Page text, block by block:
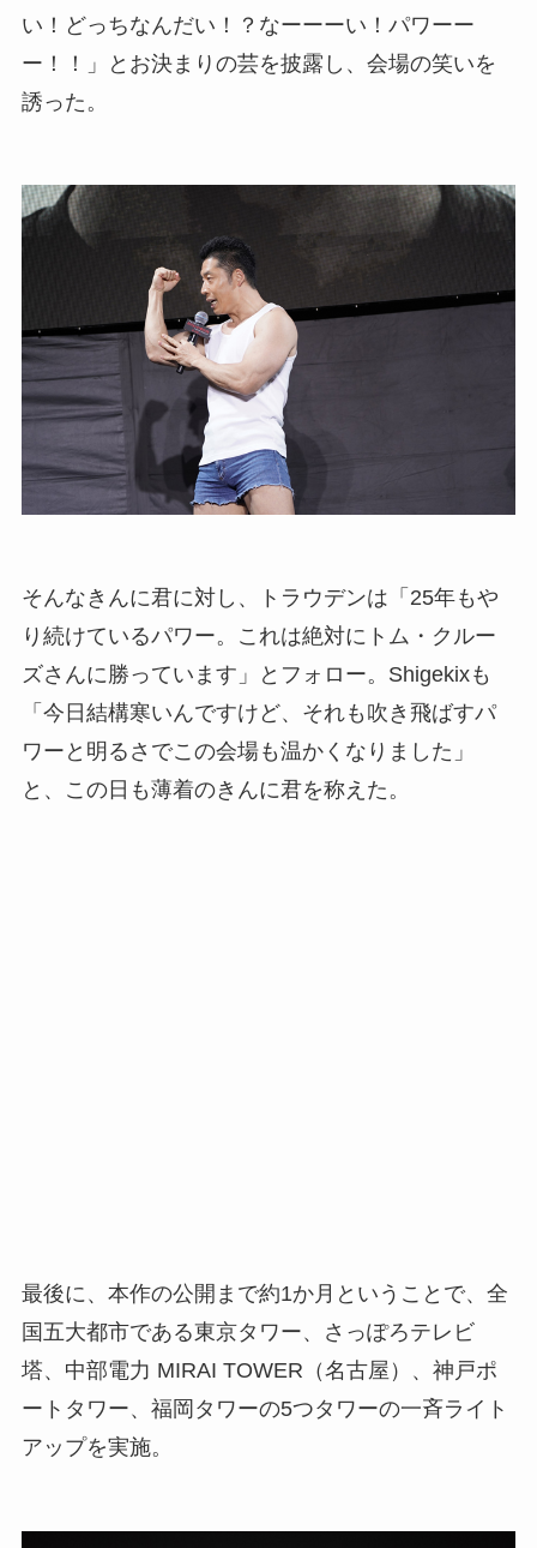
い！どっちなんだい！？なーーーい！パワーー
ー！！」とお決まりの芸を披露し、会場の笑いを
誘った。
そんなきんに君に対し、トラウデンは「25年もや
り続けているパワー。これは絶対にトム・クルー
ズさんに勝っています」とフォロー。Shigekixも
「今日結構寒いんですけど、それも吹き飛ばすパ
ワーと明るさでこの会場も温かくなりました」
と、この日も薄着のきんに君を称えた。
最後に、本作の公開まで約1か月ということで、全
国五大都市である東京タワー、さっぽろテレビ
塔、中部電力 MIRAI TOWER（名古屋）、神戸ポ
ートタワー、福岡タワーの5つタワーの一斉ライト
アップを実施。